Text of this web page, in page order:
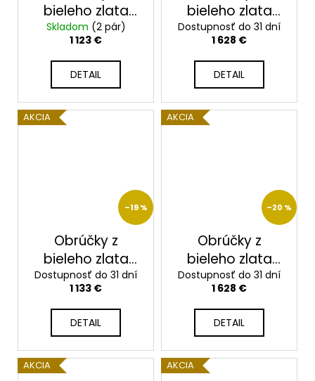
bieleho zlata
2014065/B
Skladom (2 pár)
1 123 €
DETAIL
bieleho zlata
2014113/BX
Dostupnosť do 31 dní
1 628 €
DETAIL
AKCIA
–19 %
Obrúčky z
bieleho zlata
2014114/BX
Dostupnosť do 31 dní
1 133 €
DETAIL
AKCIA
–20 %
Obrúčky z
bieleho zlata
2014117/BX
Dostupnosť do 31 dní
1 628 €
DETAIL
AKCIA AKCIA